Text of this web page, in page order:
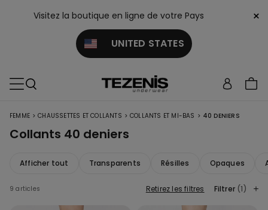
Visitez la boutique en ligne de votre Pays
UNITED STATES
×
FEMME > CHAUSSETTES ET COLLANTS > COLLANTS ET MI-BAS > 40 DENIERS
Collants 40 deniers
Afficher tout Transparents Résilles Opaques
9 articles Retirez les filtres Filtrer (1)